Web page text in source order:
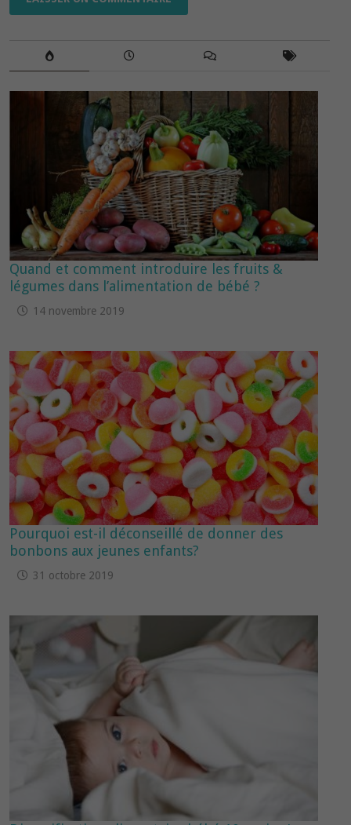
Quand et comment introduire les fruits &
légumes dans l’alimentation de bébé ?
14 novembre 2019
Pourquoi est-il déconseillé de donner des
bonbons aux jeunes enfants?
31 octobre 2019